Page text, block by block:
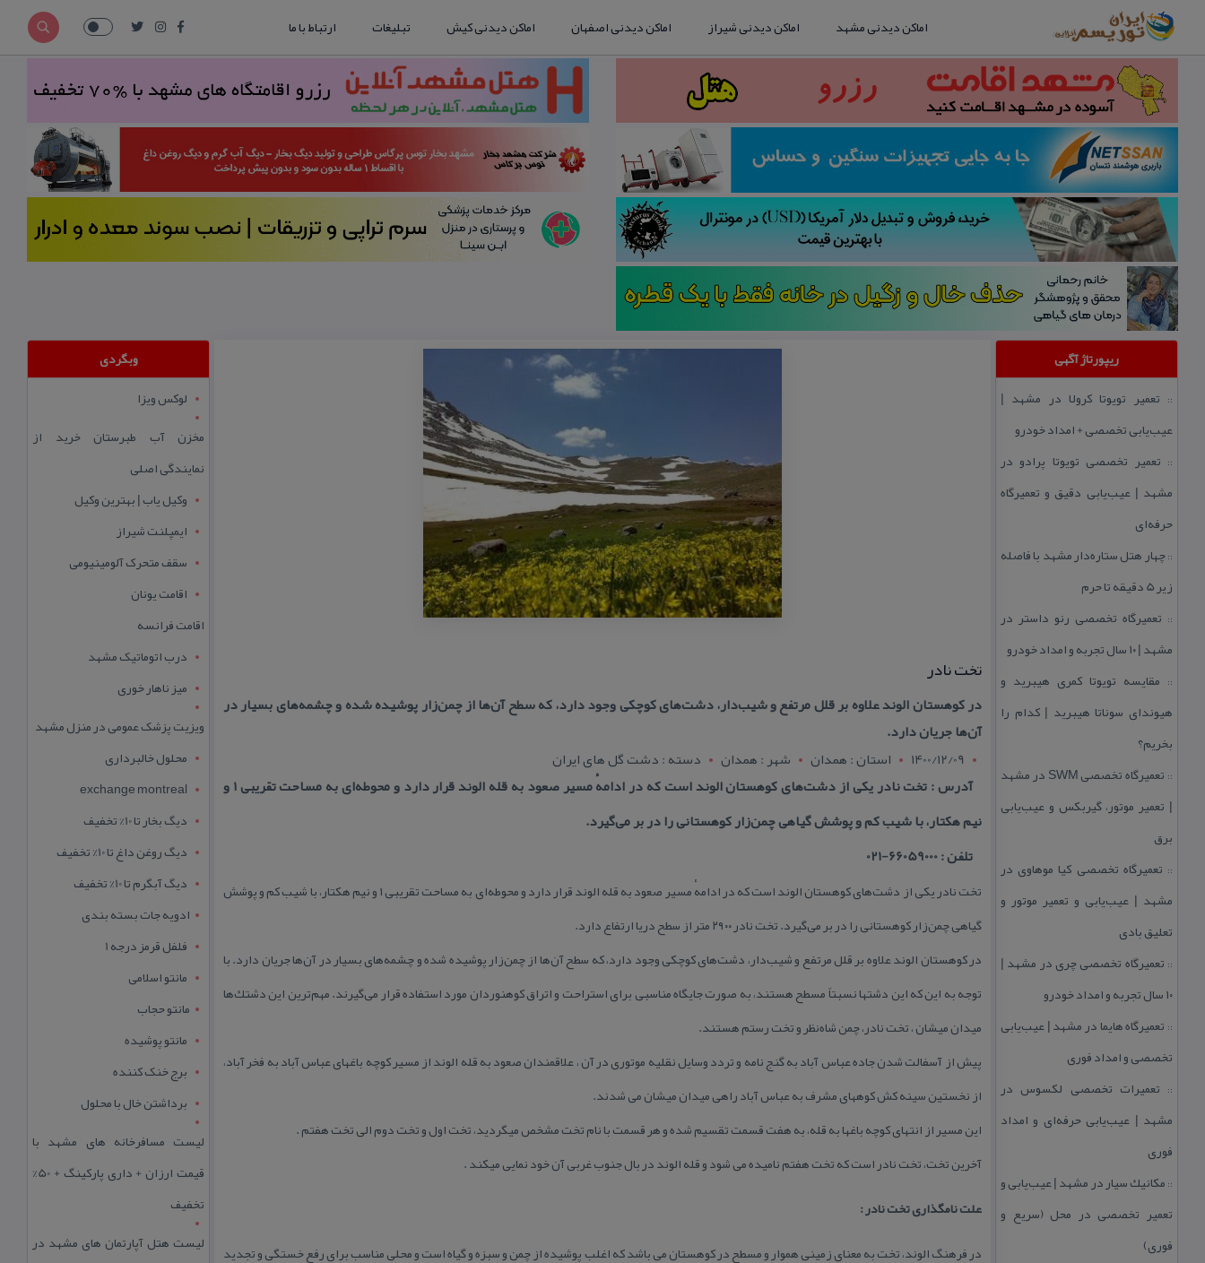
اماکن دیدنی مشهد اماکن دیدنی شیراز اماکن دیدنی اصفهان اماکن دیدنی کیش تبلیغات ارتباط با ما
ریپورتاژ آگهی
:: تعمیر تویوتا كرولا در مشهد |
عیب‌یابی تخصصی + امداد خودرو
:: تعمیر تخصصی تویوتا پرادو در
مشهد | عیب‌یابی دقیق و تعمیرگاه
حرفه‌ای
::چهار هتل‌ ستاره‌دار مشهد با فاصله
زیر 5 دقیقه تا حرم
:: تعمیرگاه تخصصی رنو داستر در
مشهد | ۱۰ سال تجربه و امداد خودرو
:: مقایسه تویوتا كمری هیبرید و
هیوندای سوناتا هیبرید | كدام را
بخریم؟
::
تعمیرگاه تخصصی SWM در مشهد
| تعمیر موتور، گیربكس و عیب‌یابی
برق
:: تعمیرگاه تخصصی كیا موهاوی در
مشهد | عیب‌یابی و تعمیر موتور و
تعلیق بادی
:: تعمیرگاه تخصصی چری در مشهد |
۱۰ سال تجربه و امداد خودرو
:: تعمیرگاه هایما در مشهد | عیب‌یابی
تخصصی و امداد فوری
:: تعمیرات تخصصی لكسوس در
مشهد | عیب‌یابی حرفه‌ای و امداد
فوری
:: مكانیك سیار در مشهد | عیب‌یابی و
تعمیر تخصصی در محل (سریع و
فوری)
تخت نادر
در كوهستان الوند علاوه بر قلل مرتفع و شیب‌دار، دشت‌های كوچكی وجود دارد، كه سطح آن‌ها از چمن‌زار پوشیده شده و چشمه‌های بسیار در
آن‌ها جریان دارد.
1400/12/09
استان : همدان شهر : همدان
دسته : دشت گل های ایران
آدرس : تخت نادر یكی از دشت‌های كوهستان الوند است كه در ادامهٔ مسیر صعود به قله الوند قرار دارد و محوطه‌ای به مساحت تقریبی ۱ و
نیم هكتار، با شیب كم و پوشش گیاهی چمن‌زار كوهستانی را در بر می‌گیرد.
تلفن : 66059000-021
تخت نادر یكی از دشت‌های كوهستان الوند است كه در ادامهٔ مسیر صعود به قله الوند قرار دارد و محوطه‌ای به مساحت تقریبی ۱ و نیم هكتار، با شیب كم و پوشش
گیاهی چمن‌زار كوهستانی را در بر می‌گیرد. تخت نادر ۲۹۰۰ متر از سطح دریا ارتفاع دارد.
در كوهستان الوند علاوه بر قلل مرتفع و شیب‌دار، دشت‌های كوچكی وجود دارد، كه سطح آن‌ها از چمن‌زار پوشیده شده و چشمه‌های بسیار در آن‌ها جریان دارد. با
توجه به این كه این دشت‎ها نسبتاً مسطح هستند، به صورت جایگاه مناسبی برای استراحت و اتراق كوهنوردان مورد استفاده قرار می‌گیرند. مهم‌ترین این دشتك‌ها
میدان میشان ، تخت نادر، چمن شاه‌نظر و تخت رستم هستند.
پیش از آسفالت شدن جاده عباس آباد به گنج نامه و تردد وسایل نقلیه موتوری در آن ، علاقمندان صعود به قله الوند از مسیر كوچه باغهای عباس آباد به فخر آباد،
از نخستین سینه كش كوههای مشرف به عباس آباد راهی میدان میشان می شدند.
این مسیر از انتهای كوچه باغها به قله، به هفت قسمت تقسیم شده و هر قسمت با نام تخت مشخص میگردید، تخت اول و تخت دوم الی تخت هفتم .
آخرین تخت، تخت نادر است كه تخت هفتم نامیده می شود و قله الوند در بال جنوب غربی آن خود نمایی میكند .
علت نامگذاری تخت نادر :
در فرهنگ الوند، تخت به معنای زمینی هموار و مسطح در كوهستان می باشد كه اغلب پوشیده از چمن و سبزه و گیاه است و محلی مناسب برای رفع خستگی و تجدید
وبگردی
لوکس ویزا
مخزن آب طبرستان خرید از
نمایندگی اصلی
وکیل یاب | بهترین وکیل
ایمپلنت شیراز
سقف متحرک آلومینیومی
اقامت یونان
اقامت فرانسه
درب اتوماتیک مشهد
میز ناهار خوری
ویزیت پزشک عمومی در منزل مشهد
محلول خالبرداری
exchange montreal
دیگ بخار تا 10% تخفیف
دیگ روغن داغ تا 10% تخفیف
دیگ آبگرم تا 10% تخفیف
ادویه جات بسته بندی
فلفل قرمز درجه 1
مانتو اسلامی
مانتو حجاب
مانتو پوشیده
برج خنک کننده
برداشتن خال با محلول
لیست مسافرخانه های مشهد با
قیمت ارزان + داری پارکینگ + 50%
تخفیف
لیست هتل آپارتمان های مشهد در